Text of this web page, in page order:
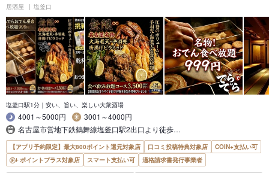
居酒屋 塩釜口
塩釜口駅1分｜安い、旨い、楽しい大衆酒場
4001～5000円
3001～4000円
名古屋市営地下鉄鶴舞線塩釜口駅2出口より徒歩…
【アプリ予約限定】最大800ポイント還元対象店 口コミ投稿特典対象店
COIN+支払い可
ポイントプラス対象店
スマート支払い可 適格請求書発行事業者